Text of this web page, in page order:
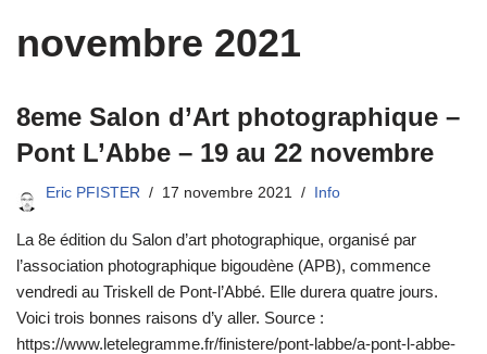
novembre 2021
8eme Salon d’Art photographique –
Pont L’Abbe – 19 au 22 novembre
Eric PFISTER 17 novembre 2021 Info
La 8e édition du Salon d’art photographique, organisé par
l’association photographique bigoudène (APB), commence
vendredi au Triskell de Pont-l’Abbé. Elle durera quatre jours.
Voici trois bonnes raisons d’y aller. Source :
https://www.letelegramme.fr/finistere/pont-labbe/a-pont-l-abbe-